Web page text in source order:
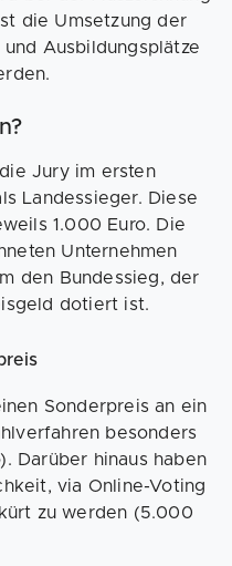
die Umsetzung der
Ausbildungsplätze
Jury im ersten
Landessieger. Diese
1.000 Euro. Die
Unternehmen
den Bundessieg, der
dotiert ist.
Sonderpreis an ein
besonders
Darüber hinaus haben
via Online-Voting
zu werden (5.000